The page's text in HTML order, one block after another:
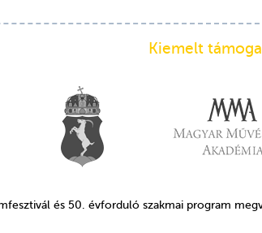
Kiemelt
és 50. évforduló szakmai program